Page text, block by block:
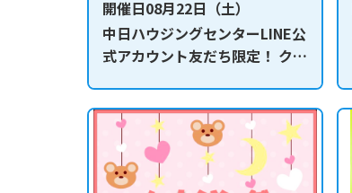
開催日08月22日（土）
中日ハウジングセンターLINE公
式アカウント友だち限定！ クイ